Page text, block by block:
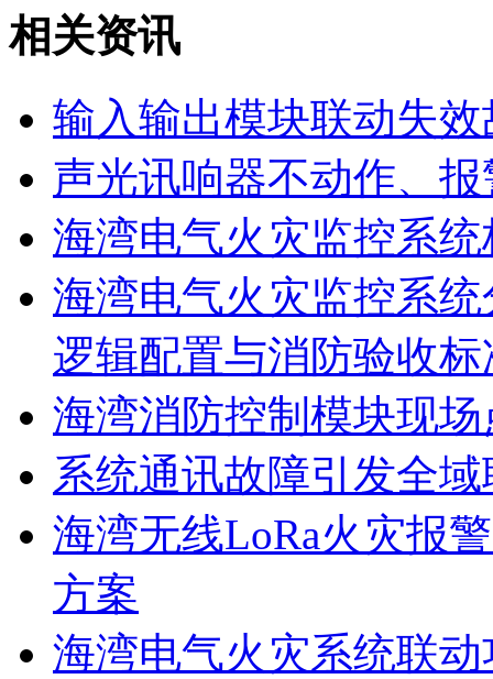
相关资讯
输入输出模块联动失效
声光讯响器不动作、
海湾电气火灾监控系
海湾电气火灾监控系
逻辑配置与消防验收标
海湾消防控制模块现
系统通讯故障引发全
海湾无线LoRa火灾报
方案
海湾电气火灾系统联